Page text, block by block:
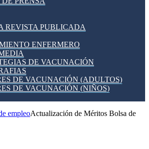
REVISTA PUBLICADA
ENFERMERO
DE VACUNACIÓN
DE VACUNACIÓN (ADULTOS)
DE VACUNACIÓN (NIÑOS)
empleoActualización de Méritos Bolsa de